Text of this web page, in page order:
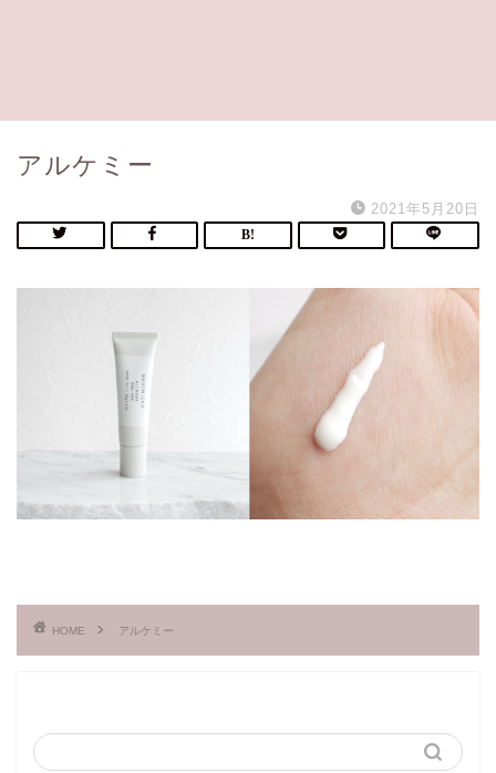
アルケミー
2021年5月20日
HOME アルケミー